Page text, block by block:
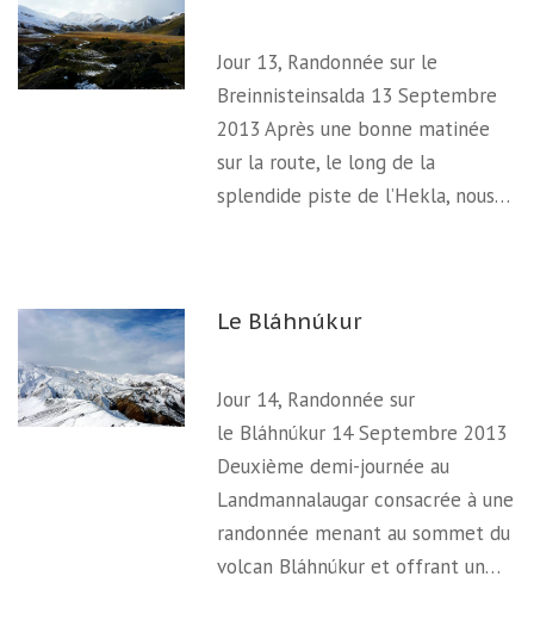
Jour 13, Randonnée sur le
Breinnisteinsalda 13 Septembre
2013 Après une bonne matinée
sur la route, le long de la
splendide piste de l’Hekla, nous…
Le Bláhnúkur
Jour 14, Randonnée sur
le Bláhnúkur 14 Septembre 2013
Deuxième demi-journée au
Landmannalaugar consacrée à une
randonnée menant au sommet du
volcan Bláhnúkur et offrant un…